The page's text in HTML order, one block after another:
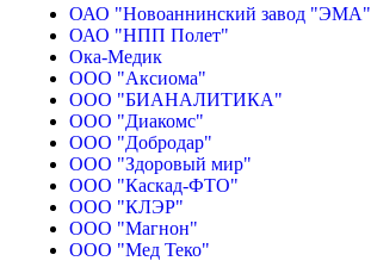
ОАО "Новоаннинский завод "ЭМА"
ОАО "НПП Полет"
Ока-Медик
ООО "Аксиома"
ООО "БИАНАЛИТИКА"
ООО "Диакомс"
ООО "Добродар"
ООО "Здоровый мир"
ООО "Каскад-ФТО"
ООО "КЛЭР"
ООО "Магнон"
ООО "Мед Теко"